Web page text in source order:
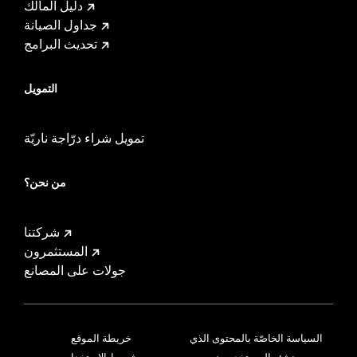
دليل المالك
جداول الصيانة
تحديث البرامج
التمويل
تمويل شراء درّاجة ناريّة
من نحن؟
شركتنا
المستثمرون
جولات على المصانع
خريطة الموقع
السياسة الخاصّة بالمحتوى الذي